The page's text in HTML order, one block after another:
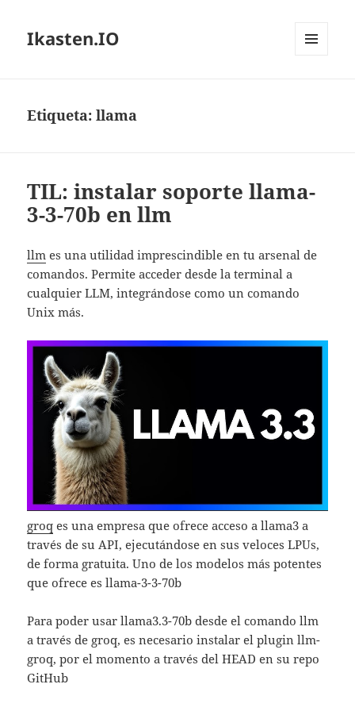
Ikasten.IO
Etiqueta:llama
TIL: instalar soporte llama-
3-3-70b en llm
llm es una utilidad imprescindible en tu arsenal de
comandos. Permite acceder desde la terminal a
cualquier LLM, integrándose como un comando
Unix más.
groq es una empresa que ofrece acceso a llama3 a
través de su API, ejecutándose en sus veloces LPUs,
de forma gratuita. Uno de los modelos más potentes
que ofrece es llama-3-3-70b
Para poder usar llama3.3-70b desde el comando llm
a través de groq, es necesario instalar el plugin llm-
groq, por el momento a través del HEAD en su repo
GitHub